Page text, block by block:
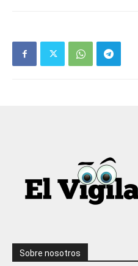
Sobre nosotros